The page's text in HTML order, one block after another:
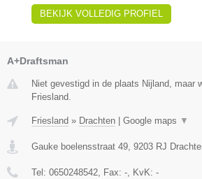
BEKIJK VOLLEDIG PROFIEL
A+Draftsman
Niet gevestigd in de plaats Nijland, maar
Friesland.
Friesland » Drachten Google maps ▼
Gauke boelensstraat 49, 9203 RJ
Tel: 0650248542, Fax: -, KvK: -